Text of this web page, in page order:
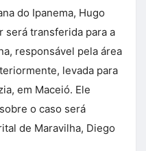
do Ipanema, Hugo
será transferida para a
responsável pela área
levada para
em Maceió. Ele
o caso será
de Maravilha, Diego